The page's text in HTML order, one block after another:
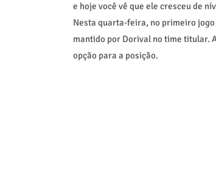
e hoje você vê que ele cresceu de
Nesta quarta-feira, no primeiro
mantido por Dorival no time titular.
opção para a posição.